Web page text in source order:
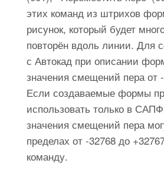
этих команд из штрихов
рисунок, который будет
повторён вдоль линии. Для
с Автокад при описании
значения смещений пера от
Если создаваемые формы
использовать только в
значения смещений пера
пределах от -32768 до
команду.